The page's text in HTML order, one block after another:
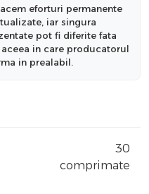
eforturi permanente
iar singura
pot fi diferite fata
in care producatorul
in prealabil.
30
comprimate